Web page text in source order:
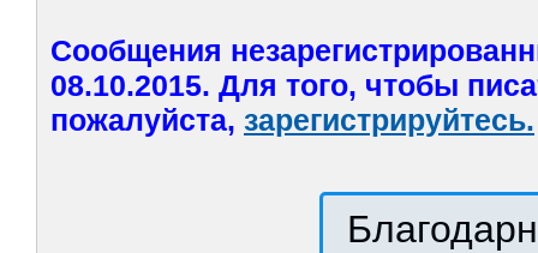
Сообщения
08.10.2015. Для того, чтобы
пожалуйста, зарегистрируйтесь.